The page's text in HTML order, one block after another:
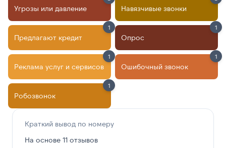
Угрозы или давление Навязчивые звонки
Предлагают кредит
1
Опрос
1
Реклама услуг и сервисов
1
Ошибочный звонок
1
Робозвонок
1
Краткий вывод по номеру
На основе 11 отзывов